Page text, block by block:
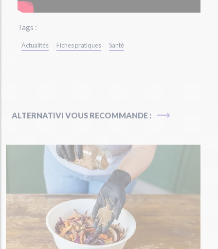
Tags :
Actualités Fiches pratiques Santé
ALTERNATIVI VOUS RECOMMANDE :